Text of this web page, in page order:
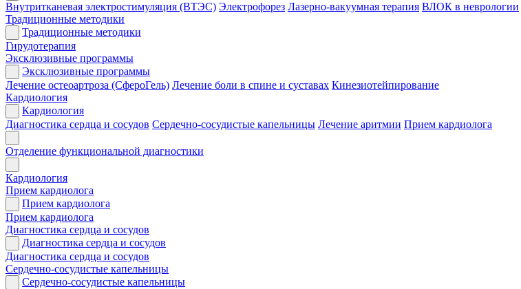
Внутритканевая электростимуляция (ВТЭС) Электрофорез Лазерно-вакуумная терапия ВЛОК в неврологии
Традиционные методики
Традиционные методики
Гирудотерапия
Эксклюзивные программы
Эксклюзивные программы
Лечение остеоартроза (СфероГель) Лечение боли в спине и суставах Кинезиотейпирование
Кардиология
Кардиология
Диагностика сердца и сосудов Сердечно-сосудистые капельницы Лечение аритмии Прием кардиолога
Отделение функциональной диагностики
Кардиология
Прием кардиолога
Прием кардиолога
Прием кардиолога
Диагностика сердца и сосудов
Диагностика сердца и сосудов
Диагностика сердца и сосудов
Сердечно-сосудистые капельницы
Сердечно-сосудистые капельницы